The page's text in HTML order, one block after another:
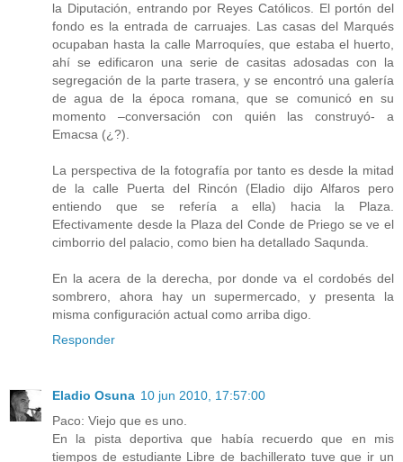
la Diputación, entrando por Reyes Católicos. El portón del
fondo es la entrada de carruajes. Las casas del Marqués
ocupaban hasta la calle Marroquíes, que estaba el huerto,
ahí se edificaron una serie de casitas adosadas con la
segregación de la parte trasera, y se encontró una galería
de agua de la época romana, que se comunicó en su
momento –conversación con quién las construyó- a
Emacsa (¿?).
La perspectiva de la fotografía por tanto es desde la mitad
de la calle Puerta del Rincón (Eladio dijo Alfaros pero
entiendo que se refería a ella) hacia la Plaza.
Efectivamente desde la Plaza del Conde de Priego se ve el
cimborrio del palacio, como bien ha detallado Saqunda.
En la acera de la derecha, por donde va el cordobés del
sombrero, ahora hay un supermercado, y presenta la
misma configuración actual como arriba digo.
Responder
Eladio Osuna 10 jun 2010, 17:57:00
Paco: Viejo que es uno.
En la pista deportiva que había recuerdo que en mis
tiempos de estudiante Libre de bachillerato tuve que ir un